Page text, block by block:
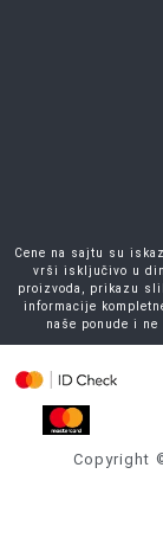
Cene na sajtu su
vrši isključivo u
proizvoda, prikazu
informacije
naše ponude i
Copyright